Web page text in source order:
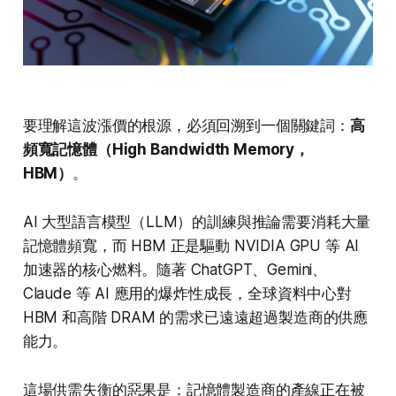
要理解這波漲價的根源，必須回溯到一個關鍵詞： 高
頻寬記憶體（High Bandwidth Memory，
HBM） 。
AI 大型語言模型（LLM）的訓練與推論需要消耗大量
記憶體頻寬，而 HBM 正是驅動 NVIDIA GPU 等 AI
加速器的核心燃料。隨著 ChatGPT、Gemini、
Claude 等 AI 應用的爆炸性成長，全球資料中心對
HBM 和高階 DRAM 的需求已遠遠超過製造商的供應
能力。
這場供需失衡的惡果是：記憶體製造商的產線正在被